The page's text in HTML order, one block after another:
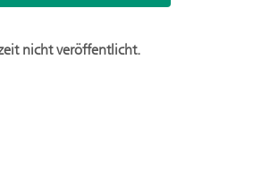
nicht veröffentlicht.